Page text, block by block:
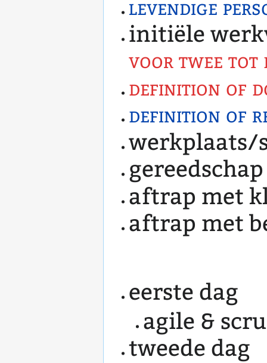
levendige
initiële
voor twee tot
definition of
definition of
gereedschap
aftrap met
aftrap met
eerste dag
agile &
tweede dag